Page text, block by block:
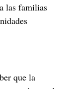
las familias
que la